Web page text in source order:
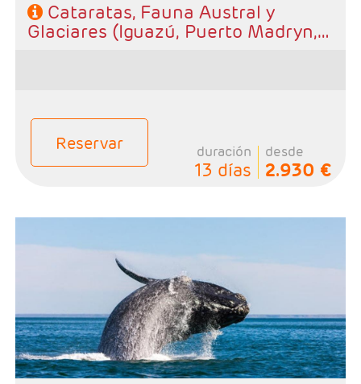
Cataratas, Fauna Austral y
Glaciares (Iguazú, Puerto Madryn,
Reservar duración
13 días
desde
2.930 €
- Ruta: 2 noches Iguazú, 2 noches Puerto Madryn, 2
noches Ushuaia, 3 noches El Calafate y 3 noches
- Categoría hotelera: A elección del cliente
- Régimen: Alojamiento y desayuno.